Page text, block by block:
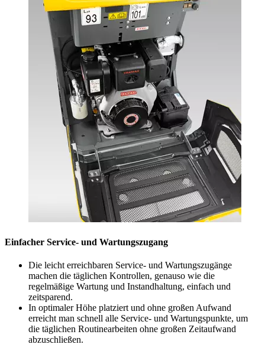
Einfacher Service- und Wartungszugang
Die leicht erreichbaren Service- und Wartungszugänge
machen die täglichen Kontrollen, genauso wie die
regelmäßige Wartung und Instandhaltung, einfach und
zeitsparend.
In optimaler Höhe platziert und ohne großen Aufwand
erreicht man schnell alle Service- und Wartungspunkte, um
die täglichen Routinearbeiten ohne großen Zeitaufwand
abzuschließen.